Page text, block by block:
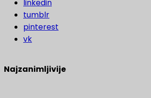
linkedin
tumblr
pinterest
vk
Najzanimljivije